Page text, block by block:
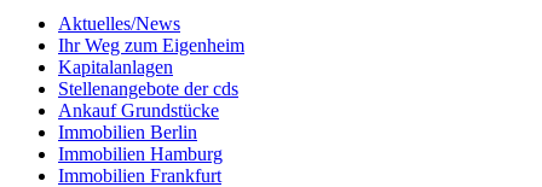
Aktuelles/News
Ihr Weg zum Eigenheim
Kapitalanlagen
Stellenangebote der cds
Ankauf Grundstücke
Immobilien Berlin
Immobilien Hamburg
Immobilien Frankfurt